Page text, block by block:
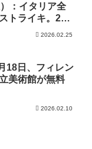
：イタリア全
トライキ。24
2026.02.25
18日、フィレン
美術館が無料
2026.02.10